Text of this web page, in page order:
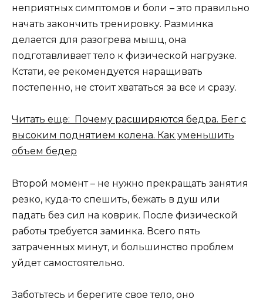
неприятных симптомов и боли – это правильно
начать закончить тренировку. Разминка
делается для разогрева мышц, она
подготавливает тело к физической нагрузке.
Кстати, ее рекомендуется наращивать
постепенно, не стоит хвататься за все и сразу.
Читать еще: Почему расширяются бедра. Бег с
высоким поднятием колена. Как уменьшить
объем бедер
Второй момент – не нужно прекращать занятия
резко, куда-то спешить, бежать в душ или
падать без сил на коврик. После физической
работы требуется заминка. Всего пять
затраченных минут, и большинство проблем
уйдет самостоятельно.
Заботьтесь и берегите свое тело, оно